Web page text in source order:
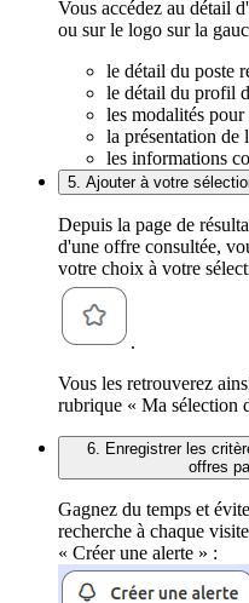
Vous accédez au détail
ou sur le logo sur la
le détail du poste
le détail du profil
les modalités
la présentation de
les informations
5. Ajouter à votre
Depuis la page de
d'une offre consultée,
votre choix à votre
.
Vous les retrouverez
rubrique « Ma sélection
6. Enregistrer les
offres
Gagnez du temps et
recherche à chaque
« Créer une alerte » :